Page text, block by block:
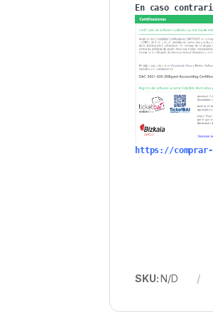
https://comprar-
SKU:N/D